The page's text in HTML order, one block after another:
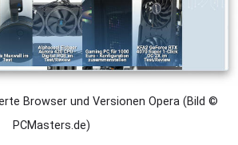
Browser und Versionen Opera (Bild ©
PCMasters.de)